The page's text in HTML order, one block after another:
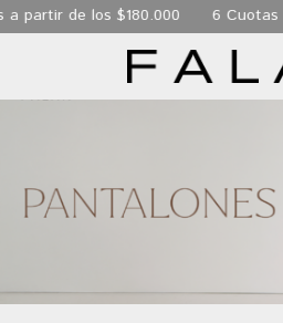
$180.000 6 Cuotas sin interés